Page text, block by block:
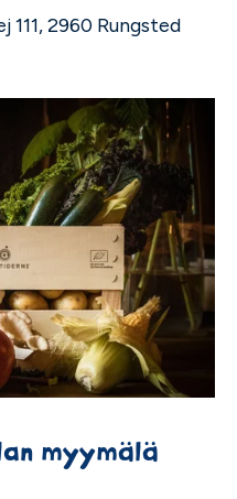
2960 Rungsted
myymälä